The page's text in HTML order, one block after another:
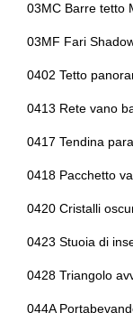
Fendinebbia
Freni a disco
Freno di
Illuminazione
Illuminazione
Inserti in acciaio
Kit emergenza
Climatizzatore
Comfort package
Comfort plus
Computer di bordo
Confort access
Console centrale
03MC Barre tetto
03MF Fari
0402 Tetto
0413 Rete vano
0417 Tendina
0418 Pacchetto
0420 Cristalli
0423 Stuoia di
0428 Triangolo
044A